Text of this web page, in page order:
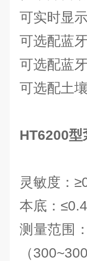
可实时显
可选配蓝
可选配蓝
可选配土
HT6200
灵敏度：
本底：
测量范围
（